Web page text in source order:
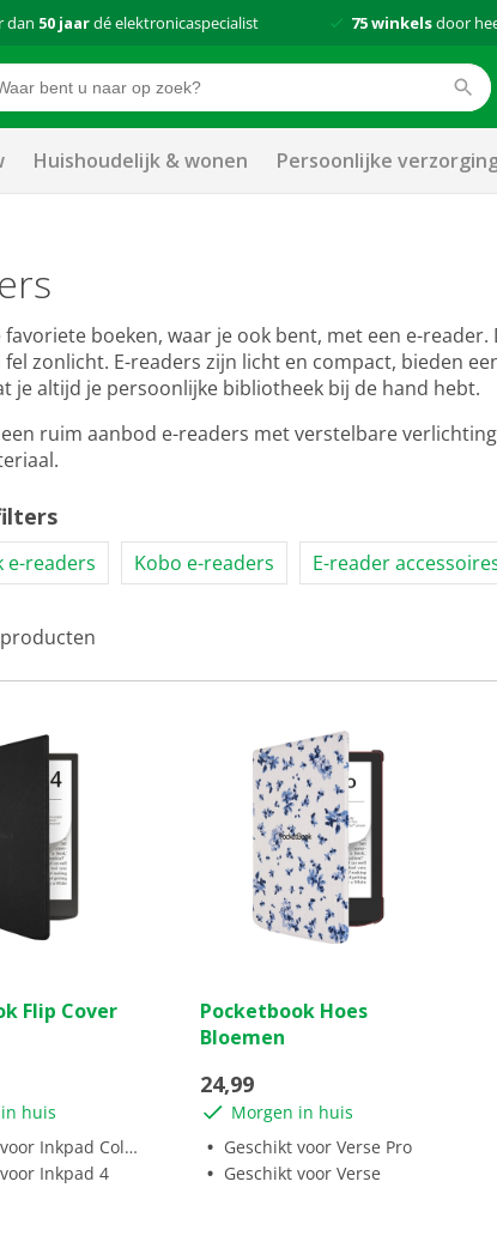
dan 50 jaardé elektronicaspecialist 75 winkelsdoor
Huishoudelijk & wonen Persoonlijke
favoriete boeken, waar je ook bent, met een e-
fel zonlicht. E-readers zijn licht en compact, bieden
je altijd je persoonlijke bibliotheek bij de hand hebt.
een ruim aanbod e-readers met verstelbare
e-readers Kobo e-readers E-reader
producten
Flip Cover
huis
Inkpad Color 2
Inkpad 4
van
de
sterren.
Pocketbook Hoes
Bloemen
24,99
Morgen in huis
Geschikt voor Verse Pro
Geschikt voor Verse